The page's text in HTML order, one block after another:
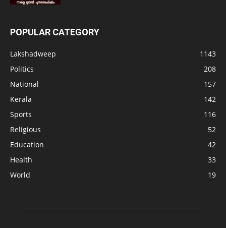
POPULAR CATEGORY
Lakshadweep
1143
Politics
208
National
157
Kerala
142
Sports
116
Religious
52
Education
42
Health
33
World
19